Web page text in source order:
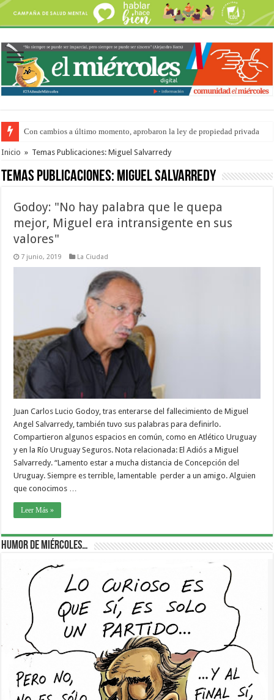
Con cambios a último momento, aprobaron la ley de propiedad privada
Adopción en Entre Ríos: el 35% de los 90 niños, niñas y adolescentes que
Inicio » Temas Publicaciones: Miguel Salvarredy
Temas Publicaciones: Miguel Salvarredy
Godoy: "No hay palabra que le quepa
mejor, Miguel era intransigente en sus
valores"
7 junio, 2019 La Ciudad
Juan Carlos Lucio Godoy, tras enterarse del fallecimiento de Miguel
Angel Salvarredy, también tuvo sus palabras para definirlo.
Compartieron algunos espacios en común, como en Atlético Uruguay
y en la Río Uruguay Seguros. Nota relacionada: El Adiós a Miguel
Salvarredy. “Lamento estar a mucha distancia de Concepción del
Uruguay. Siempre es terrible, lamentable perder a un amigo. Alguien
que conocimos …
Leer Más »
Humor de Miércoles…